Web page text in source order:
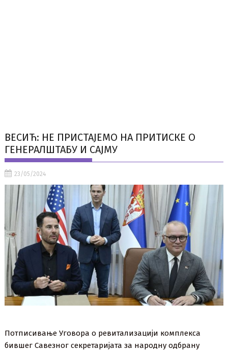
ВЕСИЋ: НЕ ПРИСТАЈЕМО НА ПРИТИСКЕ О
ГЕНЕРАЛШТАБУ И САЈМУ
23/05/2024
Потписивање Уговора о ревитализацији комплекса
бившег Савезног секретаријата за народну одбрану